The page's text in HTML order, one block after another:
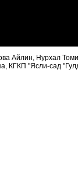
Айлин, Нурхал
КГКП "Ясли-сад